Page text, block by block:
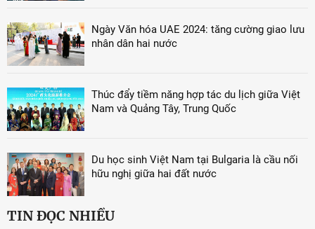
Ngày Văn hóa UAE 2024: tăng cường giao lưu
nhân dân hai nước
Thúc đẩy tiềm năng hợp tác du lịch giữa Việt
Nam và Quảng Tây, Trung Quốc
Du học sinh Việt Nam tại Bulgaria là cầu nối
hữu nghị giữa hai đất nước
TIN ĐỌC NHIỀU